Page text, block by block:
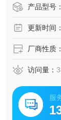
测量实验、
产品型号：
更新时间：
厂商性质：
访问量：
服